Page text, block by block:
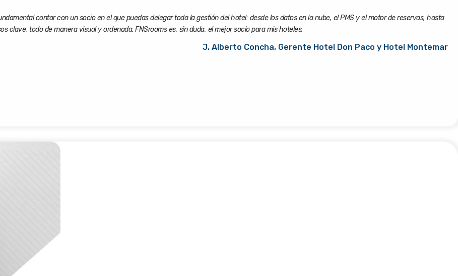
contar con un socio en el que puedas delegar toda la gestión del hotel: desde los datos en la nube, el PMS y el motor de reservas, hasta
clave, todo de manera visual y ordenada. FNSrooms es, sin duda, el mejor socio para mis hoteles.
J. Alberto Concha, Gerente Hotel Don Paco y Hotel Montemar